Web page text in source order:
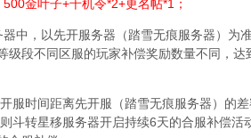
金叶子+千机令*2+更名帖*1；
中，以先开服务器（踏雪无痕服务器）
级段不同区服的玩家补偿奖励数量不同，
服时间距离先开服（踏雪无痕服务器）的
斗转星移服务器开启持续6天的合服补偿